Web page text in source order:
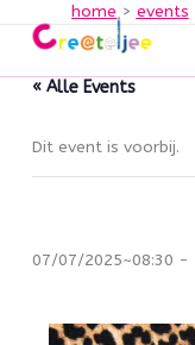
naar
de
home events
« Alle Events
Dit event is voorbij.
07/07/2025~08:30 -